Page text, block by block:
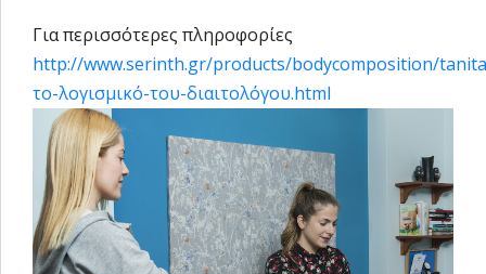
Για περισσότερες πληροφορίες
http://www.serinth.gr/products/bodycomposition/
το-λογισμικό-του-διαιτολόγου.html